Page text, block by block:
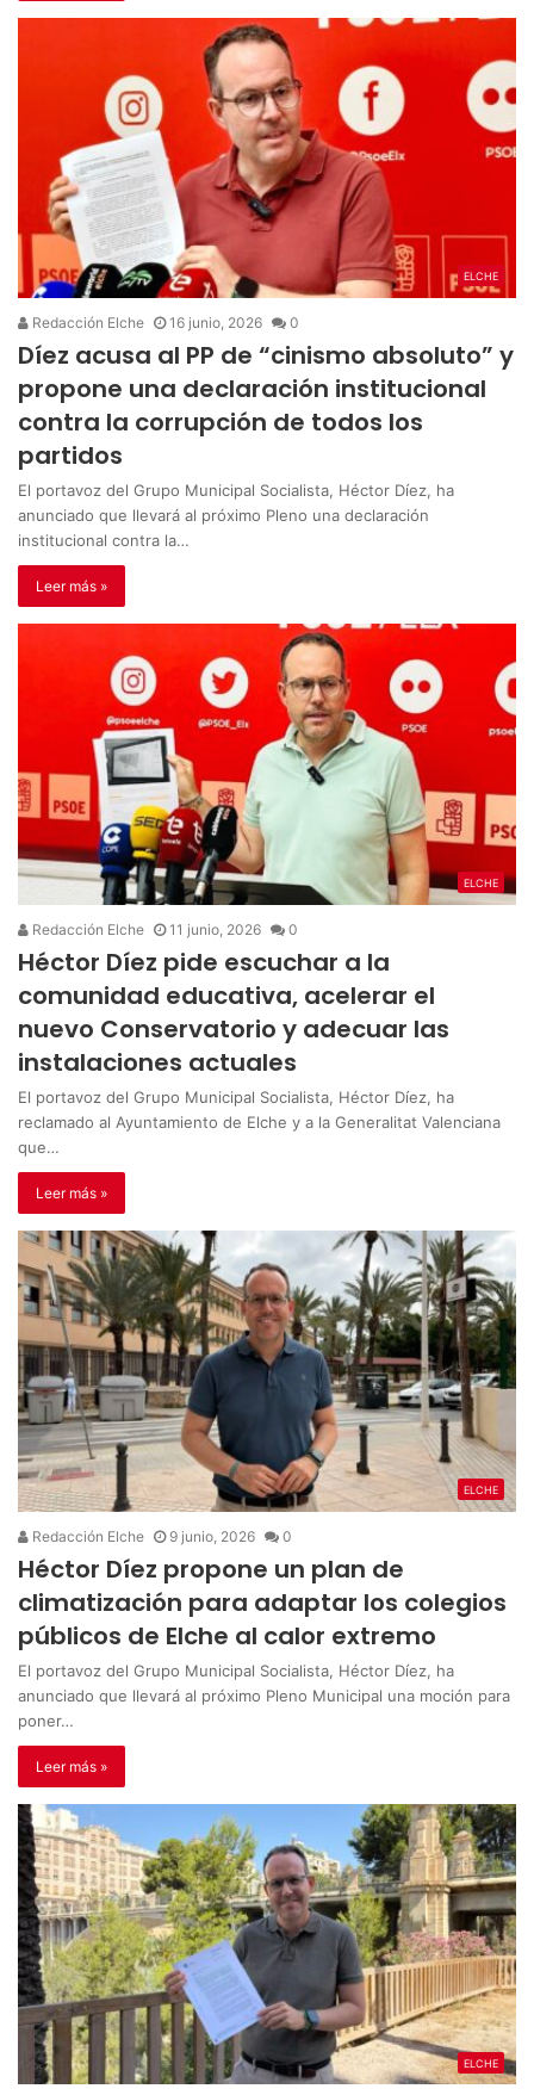
ELCHE
Redacción Elche 16 junio, 2026 0
Díez acusa al PP de “cinismo absoluto” y
propone una declaración institucional
contra la corrupción de todos los
partidos
El portavoz del Grupo Municipal Socialista, Héctor Díez, ha
anunciado que llevará al próximo Pleno una declaración
institucional contra la…
Leer más »
ELCHE
Redacción Elche 11 junio, 2026 0
Héctor Díez pide escuchar a la
comunidad educativa, acelerar el
nuevo Conservatorio y adecuar las
instalaciones actuales
El portavoz del Grupo Municipal Socialista, Héctor Díez, ha
reclamado al Ayuntamiento de Elche y a la Generalitat Valenciana
que…
Leer más »
ELCHE
Redacción Elche 9 junio, 2026 0
Héctor Díez propone un plan de
climatización para adaptar los colegios
públicos de Elche al calor extremo
El portavoz del Grupo Municipal Socialista, Héctor Díez, ha
anunciado que llevará al próximo Pleno Municipal una moción para
poner…
Leer más »
ELCHE